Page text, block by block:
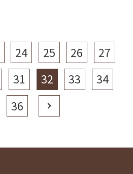
24 25 26
27
31 32 33
34
36 Next